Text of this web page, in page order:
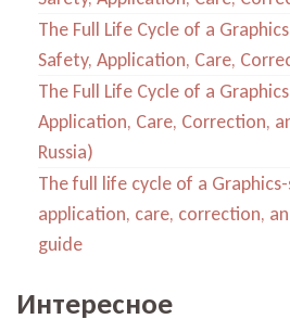
The Full Life Cycle of a
Safety, Application, Care,
The Full Life Cycle of a
Application, Care, Correction,
Russia)
The full life cycle of a
application, care, correction,
guide
Интересное